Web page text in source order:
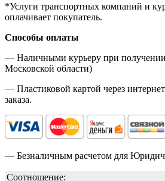
*Услуги транспортных компаний и
оплачивает покупатель.
Способы оплаты
— Наличными курьеру при
Московской области)
— Пластиковой картой через
заказа.
— Безналичным расчетом для
Соотношение: